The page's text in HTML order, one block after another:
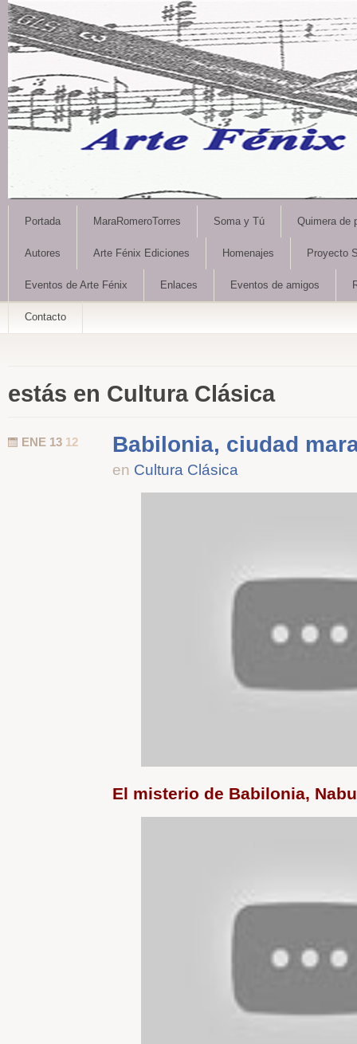
Portada MaraRomeroTorres Soma y Tú Quimera de
Autores Arte Fénix Ediciones Homenajes Proyecto
Eventos de Arte Fénix Enlaces Eventos de amigos
Contacto
estás en Cultura Clásica
ENE 13 12 Babilonia, ciudad
en Cultura Clásica
El misterio de Babilonia,